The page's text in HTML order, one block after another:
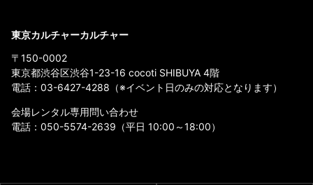
東京カルチャーカルチャー
〒150-0002
東京都渋谷区渋谷1-23-16 cocoti SHIBUYA 4階
電話： 03-6427-4288 （※イベント日のみの対応となります）
会場レンタル専用問い合わせ
電話： 050-5574-2639 （平日 10:00～18:00）